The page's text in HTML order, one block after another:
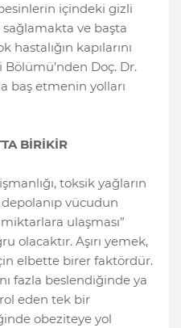
içindeki gizli
ve başta
kapılarını
Doç. Dr.
baş etmenin yolları
BİRİKİR
toksik yağların
vücudun
ulaşması”
olacaktır. Aşırı yemek,
elbette birer faktördür.
fazla beslendiğinde ya
eden tek bir
obeziteye yol